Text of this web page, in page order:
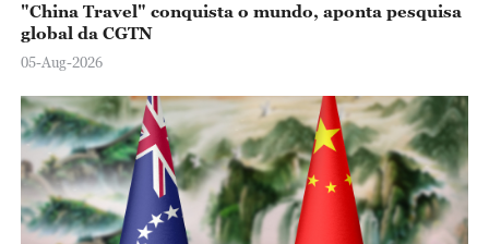
"China Travel" conquista o mundo, aponta pesquisa
global da CGTN
05-Aug-2026